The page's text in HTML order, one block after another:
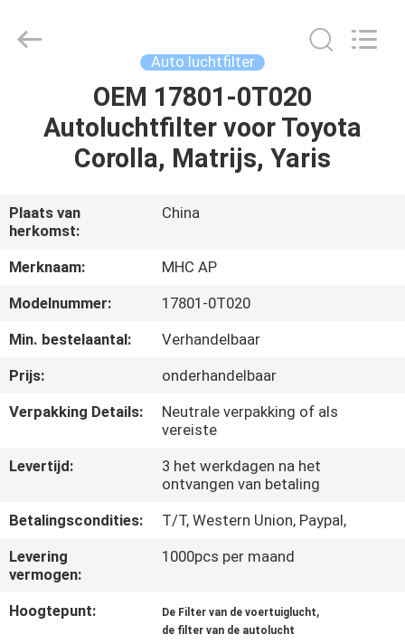
PRODUCTEN
ONGEVEER
ONS
FABRIEKSREIS
NEEM
OP
VERZOEK
OM
CITAAT
Limited.
Auto luchtfilter
OEM 17801-0T020
Autoluchtfilter voor Toyota
Corolla, Matrijs, Yaris
Plaats van
herkomst:
China
Merknaam:
MHC AP
Modelnummer:
17801-0T020
Min. bestelaantal:
Verhandelbaar
Prijs:
onderhandelbaar
Verpakking Details:
Neutrale verpakking of als
vereiste
Levertijd:
3 het werkdagen na het
ontvangen van betaling
Betalingscondities:
T/T, Western Union, Paypal,
Levering
vermogen:
1000pcs per maand
Hoogtepunt: De Filter van de voertuiglucht,
de filter van de autolucht